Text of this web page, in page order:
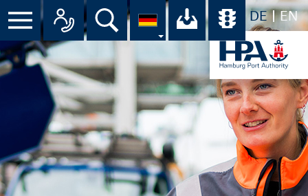
DE EN
Menü Alle Ansprechpartner im
Suche Ihr Download-